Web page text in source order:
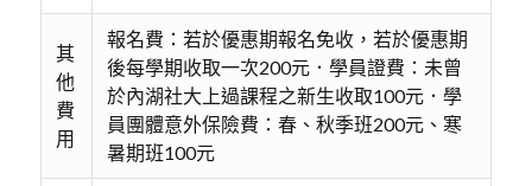
其
他
費
用
報名費：若於優惠期報名免收，若於優惠期
後每學期收取一次200元．學員證費：未曾
於內湖社大上過課程之新生收取100元．學
員團體意外保險費：春、秋季班200元、寒
暑期班100元